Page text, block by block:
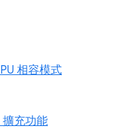
相容模式
充功能